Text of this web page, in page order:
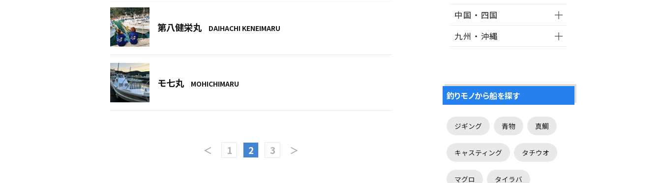
第八健栄丸 DAIHACHI KENEIMARU
モ七丸 MOHICHIMARU
＜ 1 2 3 ＞
中国・四国
九州・沖縄
釣りモノから船を探す
ジギング 青物 真鯛
キャスティング タチウオ
マグロ タイラバ